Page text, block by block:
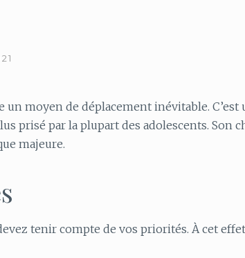
moyen de déplacement inévitable. C’est
prisé par la plupart des adolescents. Son
majeure.
tenir compte de vos priorités. À cet